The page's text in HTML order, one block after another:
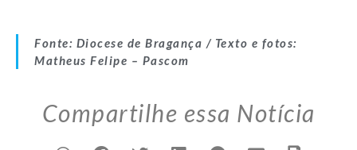
Fonte: Diocese de Bragança / Texto e fotos:
Matheus Felipe – Pascom
Compartilhe essa Notícia